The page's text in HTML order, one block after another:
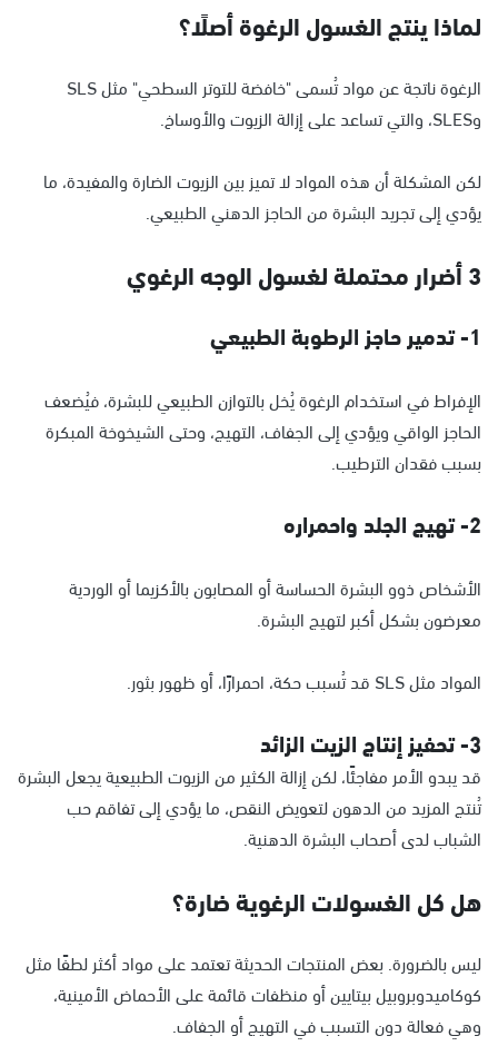
لماذا ينتج الغسول الرغوة أصلًا؟
الرغوة ناتجة عن مواد تُسمى "خافضة للتوتر السطحي" مثل SLS
وSLES، والتي تساعد على إزالة الزيوت والأوساخ.
لكن المشكلة أن هذه المواد لا تميز بين الزيوت الضارة والمفيدة، ما
يؤدي إلى تجريد البشرة من الحاجز الدهني الطبيعي.
3 أضرار محتملة لغسول الوجه الرغوي
1- تدمير حاجز الرطوبة الطبيعي
الإفراط في استخدام الرغوة يُخل بالتوازن الطبيعي للبشرة، فيُضعف
الحاجز الواقي ويؤدي إلى الجفاف، التهيج، وحتى الشيخوخة المبكرة
بسبب فقدان الترطيب.
2- تهيج الجلد واحمراره
الأشخاص ذوو البشرة الحساسة أو المصابون بالأكزيما أو الوردية
معرضون بشكل أكبر لتهيج البشرة.
المواد مثل SLS قد تُسبب حكة، احمرارًا، أو ظهور بثور.
3- تحفيز إنتاج الزيت الزائد
قد يبدو الأمر مفاجئًا، لكن إزالة الكثير من الزيوت الطبيعية يجعل البشرة
تُنتج المزيد من الدهون لتعويض النقص، ما يؤدي إلى تفاقم حب
الشباب لدى أصحاب البشرة الدهنية.
هل كل الغسولات الرغوية ضارة؟
ليس بالضرورة. بعض المنتجات الحديثة تعتمد على مواد أكثر لطفًا مثل
كوكاميدوبروبيل بيتايين أو منظفات قائمة على الأحماض الأمينية،
وهي فعالة دون التسبب في التهيج أو الجفاف.